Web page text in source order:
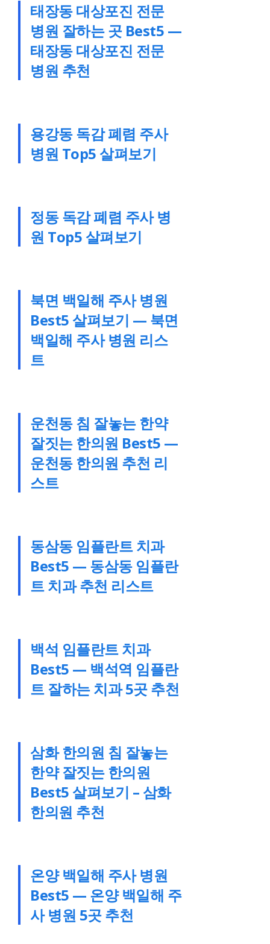
태장동 대상포진 전문
병원 잘하는 곳 Best5 —
태장동 대상포진 전문
병원 추천
용강동 독감 폐렴 주사
병원 Top5 살펴보기
정동 독감 폐렴 주사 병
원 Top5 살펴보기
북면 백일해 주사 병원
Best5 살펴보기 — 북면
백일해 주사 병원 리스
트
운천동 침 잘놓는 한약
잘짓는 한의원 Best5 —
운천동 한의원 추천 리
스트
동삼동 임플란트 치과
Best5 — 동삼동 임플란
트 치과 추천 리스트
백석 임플란트 치과
Best5 — 백석역 임플란
트 잘하는 치과 5곳 추천
삼화 한의원 침 잘놓는
한약 잘짓는 한의원
Best5 살펴보기 – 삼화
한의원 추천
온양 백일해 주사 병원
Best5 — 온양 백일해 주
사 병원 5곳 추천